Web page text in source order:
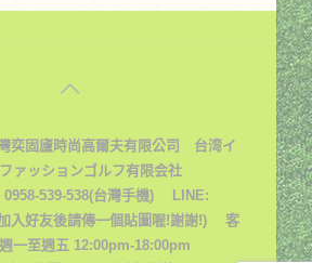
：
格：
奕固廬時尚高爾夫有限公司 台湾イ
ァッションゴルフ有限会社
539-538(台灣手機) LINE:
入好友後請傳一個貼圖喔!謝謝!) 客
一至週五 12:00pm-18:00pm